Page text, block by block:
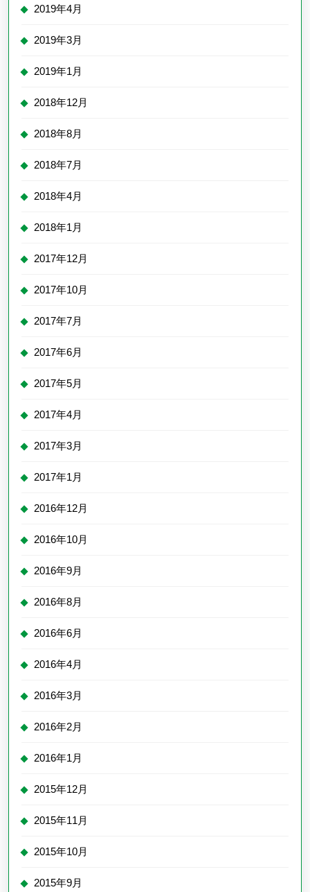
2019年4月
2019年3月
2019年1月
2018年12月
2018年8月
2018年7月
2018年4月
2018年1月
2017年12月
2017年10月
2017年7月
2017年6月
2017年5月
2017年4月
2017年3月
2017年1月
2016年12月
2016年10月
2016年9月
2016年8月
2016年6月
2016年4月
2016年3月
2016年2月
2016年1月
2015年12月
2015年11月
2015年10月
2015年9月